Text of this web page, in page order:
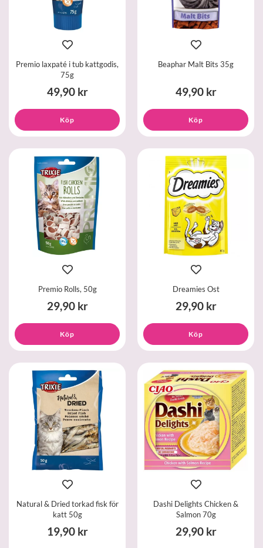
Premio laxpaté i tub kattgodis,
75g
49,90 kr
Köp
Beaphar Malt Bits 35g
49,90 kr
Köp
Premio Rolls, 50g
29,90 kr
Köp
Dreamies Ost
29,90 kr
Köp
Natural & Dried torkad fisk för
katt 50g
19,90 kr
Dashi Delights Chicken &
Salmon 70g
29,90 kr